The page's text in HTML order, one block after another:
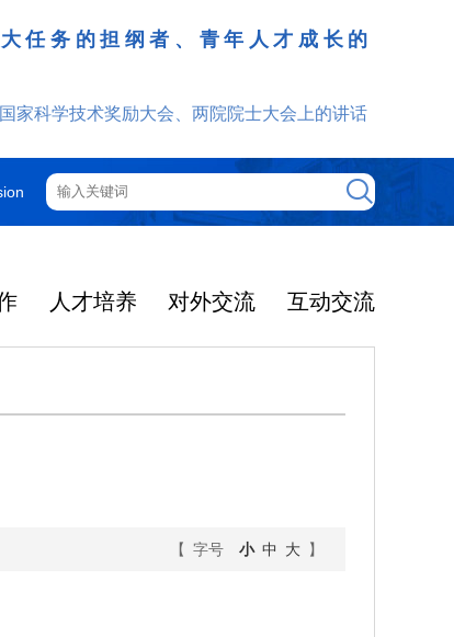
任务的担纲者、青年人才成长的
科学技术奖励大会、两院院士大会上的讲话
人才培养 对外交流 互动交流
【 字号 小 中 大】